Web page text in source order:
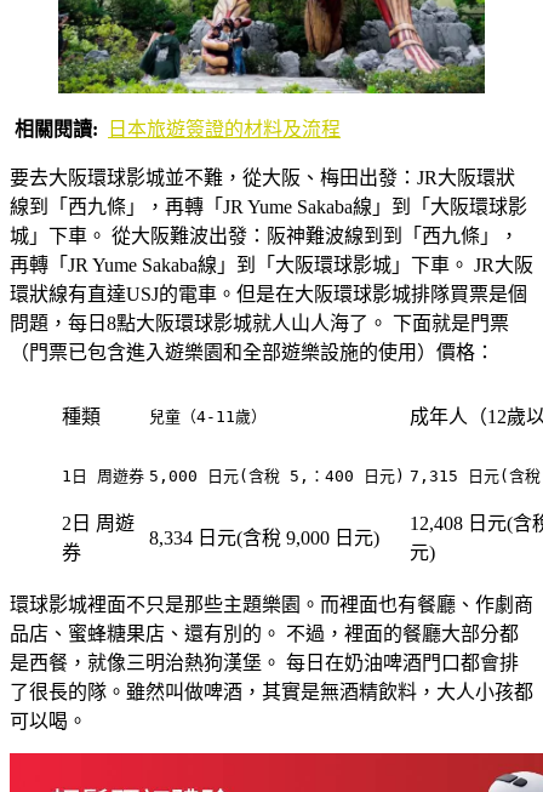
相關閱讀: 日本旅遊簽證的材料及流程
要去大阪環球影城並不難，從大阪、梅田出發：JR大阪環狀
線到「西九條」，再轉「JR Yume Sakaba線」到「大阪環球影
城」下車。 從大阪難波出發：阪神難波線到到「西九條」，
再轉「JR Yume Sakaba線」到「大阪環球影城」下車。 JR大阪
環狀線有直達USJ的電車。但是在大阪環球影城排隊買票是個
問題，每日8點大阪環球影城就人山人海了。 下面就是門票
（門票已包含進入遊樂園和全部遊樂設施的使用）價格：
種類 兒童（4-11歲） 成年人（12歲
1日 周遊券 5,000 日元(含稅 5,：400 日元) 7,315 日元(含
2日 周遊
券
8,334 日元(含稅 9,000 日元)
12,408 日元(含
元)
環球影城裡面不只是那些主題樂園。而裡面也有餐廳、作劇商
品店、蜜蜂糖果店、還有別的。 不過，裡面的餐廳大部分都
是西餐，就像三明治熱狗漢堡。 每日在奶油啤酒門口都會排
了很長的隊。雖然叫做啤酒，其實是無酒精飲料，大人小孩都
可以喝。